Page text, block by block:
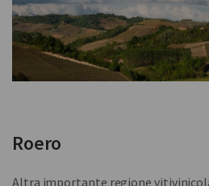
Roero
Altra importante regione